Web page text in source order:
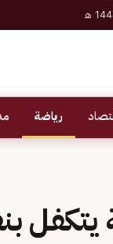
رياضة
يتكفل